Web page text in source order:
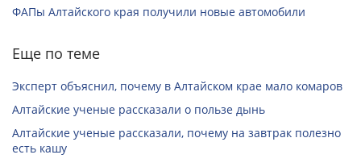
ФАПы Алтайского края получили новые автомобили
Еще по теме
Эксперт объяснил, почему в Алтайском крае мало комаров
Алтайские ученые рассказали о пользе дынь
Алтайские ученые рассказали, почему на завтрак полезно
есть кашу